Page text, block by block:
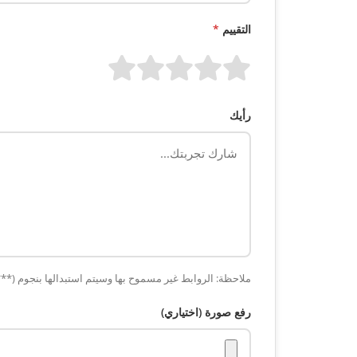
التقييم *
رأيك
ملاحظة: الروابط غير مسموح بها وسيتم استبدالها بنجوم
رفع صورة (اختياري)